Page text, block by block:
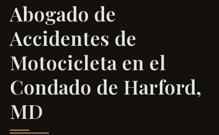
Abogado de
Accidentes de
Motocicleta en el
Condado de Harford,
MD